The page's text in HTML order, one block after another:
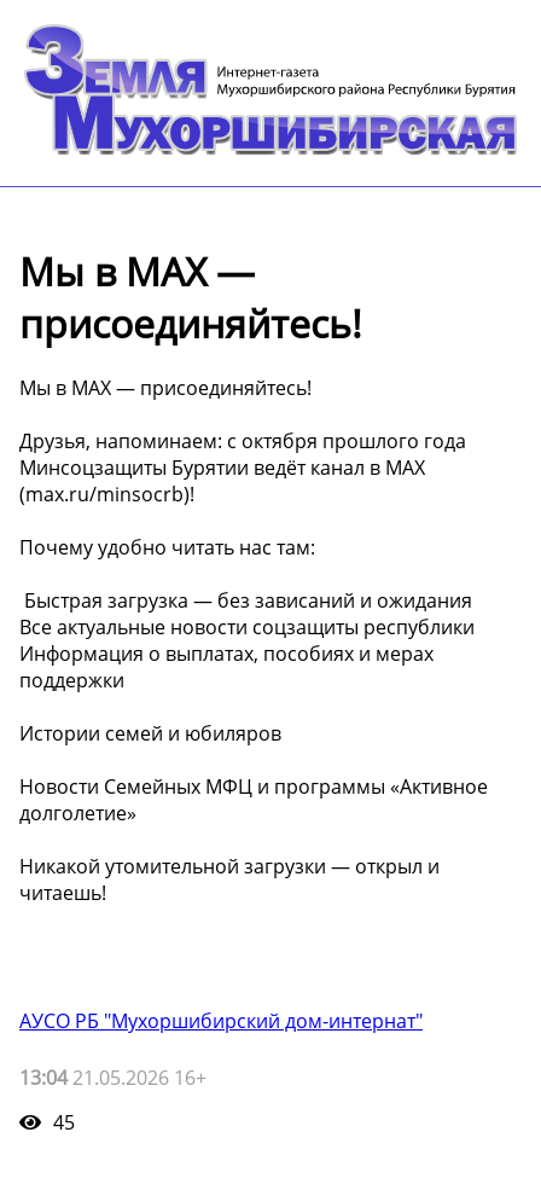
Мы в MAX —
присоединяйтесь!
Мы в MAX — присоединяйтесь!
Друзья, напоминаем: с октября прошлого года
Минсоцзащиты Бурятии ведёт канал в MAX
(max.ru/minsocrb)!
Почему удобно читать нас там:
️ Быстрая загрузка — без зависаний и ожидания
Все актуальные новости соцзащиты республики
Информация о выплатах, пособиях и мерах
поддержки
Истории семей и юбиляров
Новости Семейных МФЦ и программы «Активное
долголетие»
Никакой утомительной загрузки — открыл и
читаешь!
АУСО РБ "Мухоршибирский дом-интернат"
13:0421.05.2026 16+
45